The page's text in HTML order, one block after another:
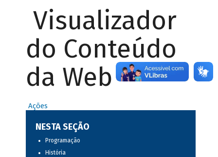
Visualizador
do Conteúdo
da Web
Ações
NESTA SEÇÃO
Programação
História